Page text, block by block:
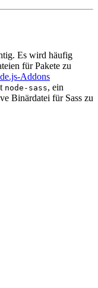
Es wird häufig
für Pakete zu
Addons
node-sass, ein
Binärdatei für Sass zu